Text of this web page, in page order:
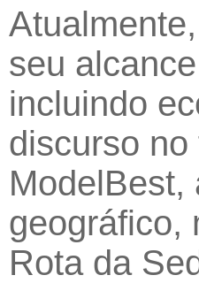
seu
incluindo
discurso
ModelBest,
geográfico,
Rota da